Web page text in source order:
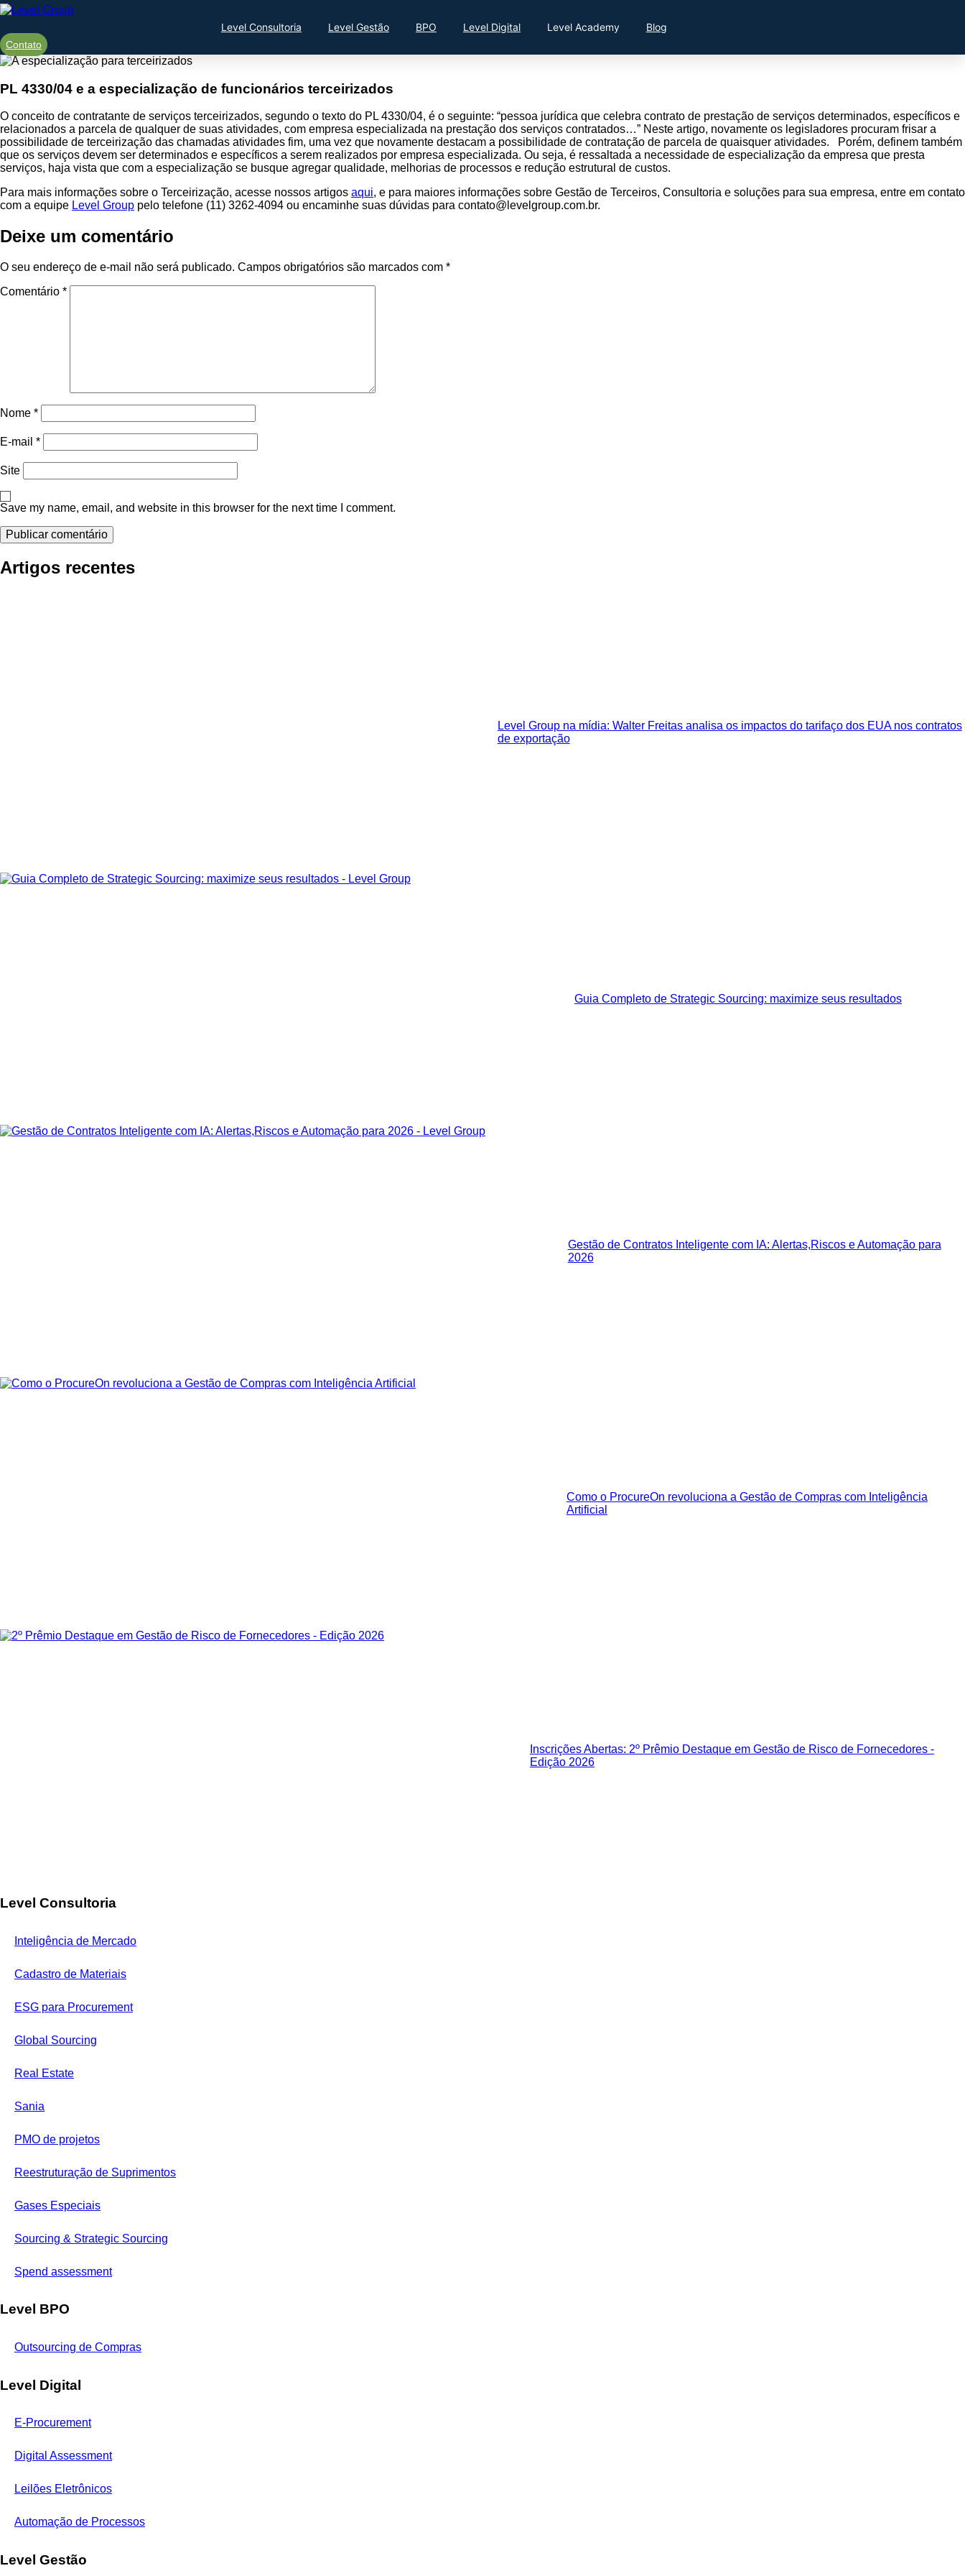
Ir
para
conteúdo
Level Consultoria Level Gestão BPO Level Digital Level Academy Blog
Contato
PL 4330/04 e a especialização de funcionários terceirizados
O conceito de contratante de serviços terceirizados, segundo o texto do PL 4330/04, é o seguinte: “pessoa jurídica que celebra contrato de prestação de serviços determinados, específicos e
relacionados a parcela de qualquer de suas atividades, com empresa especializada na prestação dos serviços contratados…” Neste artigo, novamente os legisladores procuram frisar a
possibilidade de terceirização das chamadas atividades fim, uma vez que novamente destacam a possibilidade de contratação de parcela de quaisquer atividades. Porém, definem também
que os serviços devem ser determinados e específicos a serem realizados por empresa especializada. Ou seja, é ressaltada a necessidade de especialização da empresa que presta
serviços, haja vista que com a especialização se busque agregar qualidade, melhorias de processos e redução estrutural de custos.
Para mais informações sobre o Terceirização, acesse nossos artigos aqui, e para maiores informações sobre Gestão de Terceiros, Consultoria e soluções para sua empresa, entre em contato
com a equipe Level Group pelo telefone (11) 3262-4094 ou encaminhe suas dúvidas para contato@levelgroup.com.br.
Deixe um comentário
O seu endereço de e-mail não será publicado. Campos obrigatórios são marcados com *
Comentário *
Nome *
E-mail *
Site
Save my name, email, and website in this browser for the next time I comment.
Artigos recentes
Level Group na mídia: Walter Freitas analisa os impactos do tarifaço dos EUA nos contratos
de exportação
Guia Completo de Strategic Sourcing: maximize seus resultados
Gestão de Contratos Inteligente com IA: Alertas,Riscos e Automação para
2026
Como o ProcureOn revoluciona a Gestão de Compras com Inteligência
Artificial
Inscrições Abertas: 2º Prêmio Destaque em Gestão de Risco de Fornecedores -
Edição 2026
Level Consultoria
Inteligência de Mercado
Cadastro de Materiais
ESG para Procurement
Global Sourcing
Real Estate
Sania
PMO de projetos
Reestruturação de Suprimentos
Gases Especiais
Sourcing & Strategic Sourcing
Spend assessment
Level BPO
Outsourcing de Compras
Level Digital
E-Procurement
Digital Assessment
Leilões Eletrônicos
Automação de Processos
Level Gestão